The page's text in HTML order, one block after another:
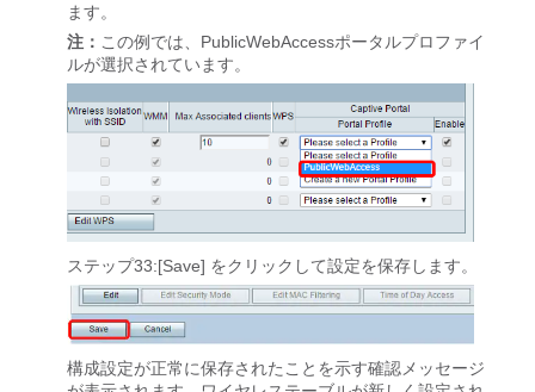
ます。
注： この例では、PublicWebAccessポータルプロファイ
ルが選択されています。
ステップ33:[Save] をクリックして設定を保存します。
構成設定が正常に保存されたことを示す確認メッセージ